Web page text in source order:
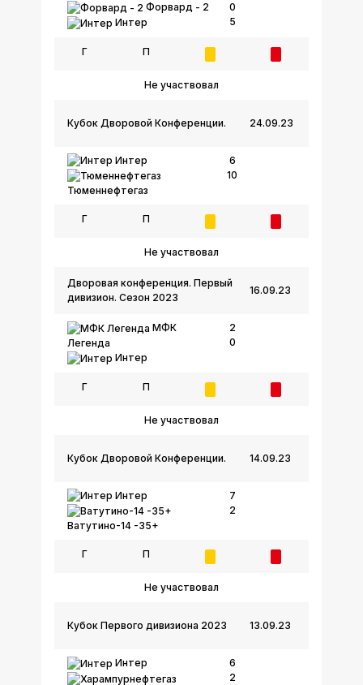
Форвард - 2
Интер
0
5
Г П
Не участвовал
24.09.23
Кубок Дворовой Конференции.
Интер
Тюменнефтегаз
6
10
Г П
Не участвовал
16.09.23
Дворовая конференция. Первый
дивизион. Сезон 2023
МФК
Легенда
Интер
2
0
Г П
Не участвовал
14.09.23
Кубок Дворовой Конференции.
Интер
Ватутино-14 -35+
7
2
Г П
Не участвовал
13.09.23
Кубок Первого дивизиона 2023
Интер
6
2